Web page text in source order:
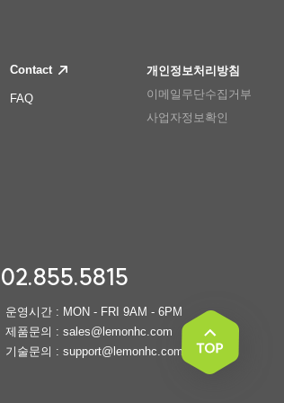
Contact
FAQ
개인정보처리방침
이메일무단수집거부
사업자정보확인
02.855.5815
운영시간 : MON - FRI 9AM - 6PM
제품문의 : sales@lemonhc.com
기술문의 : support@lemonhc.com